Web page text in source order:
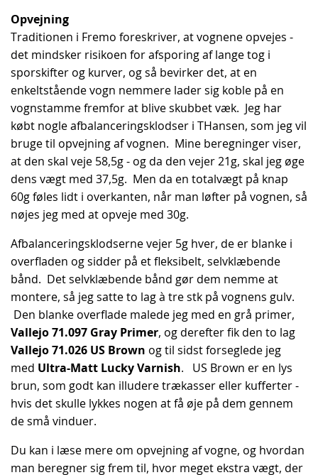
Opvejning
Traditionen i Fremo foreskriver, at vognene opvejes -
det mindsker risikoen for afsporing af lange tog i
sporskifter og kurver, og så bevirker det, at en
enkeltstående vogn nemmere lader sig koble på en
vognstamme fremfor at blive skubbet væk. Jeg har
købt nogle afbalanceringsklodser i THansen, som jeg vil
bruge til opvejning af vognen. Mine beregninger viser,
at den skal veje 58,5g - og da den vejer 21g, skal jeg øge
dens vægt med 37,5g. Men da en totalvægt på knap
60g føles lidt i overkanten, når man løfter på vognen, så
nøjes jeg med at opveje med 30g.
Afbalanceringsklodserne vejer 5g hver, de er blanke i
overfladen og sidder på et fleksibelt, selvklæbende
bånd. Det selvklæbende bånd gør dem nemme at
montere, så jeg satte to lag à tre stk på vognens gulv.
Den blanke overflade malede jeg med en grå primer,
Vallejo 71.097 Gray Primer, og derefter fik den to lag
Vallejo 71.026 US Brown og til sidst forseglede jeg
med Ultra-Matt Lucky Varnish. US Brown er en lys
brun, som godt kan illudere trækasser eller kufferter -
hvis det skulle lykkes nogen at få øje på dem gennem
de små vinduer.
Du kan i læse mere om opvejning af vogne, og hvordan
man beregner sig frem til, hvor meget ekstra vægt, der